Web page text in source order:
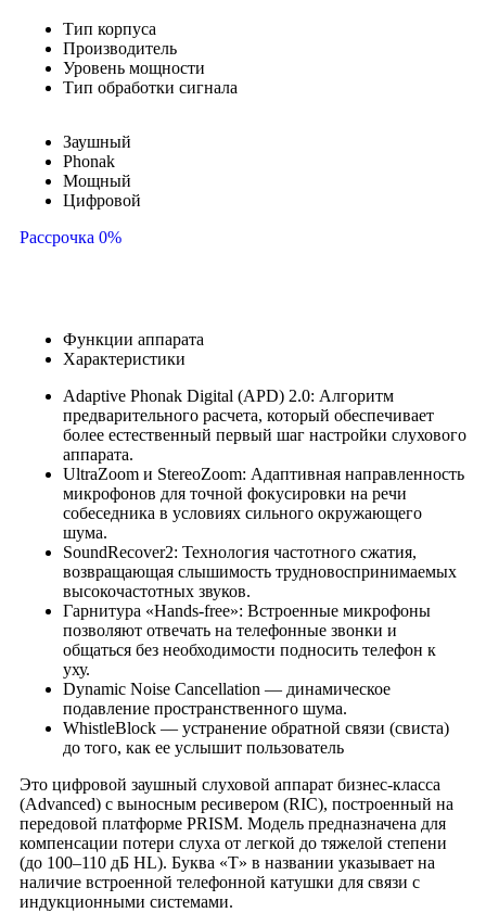
Тип корпуса
Производитель
Уровень мощности
Тип обработки сигнала
Заушный
Phonak
Мощный
Цифровой
Рассрочка 0%
Функции аппарата
Характеристики
Adaptive Phonak Digital (APD) 2.0: Алгоритм
предварительного расчета, который обеспечивает
более естественный первый шаг настройки слухового
аппарата.
UltraZoom и StereoZoom: Адаптивная направленность
микрофонов для точной фокусировки на речи
собеседника в условиях сильного окружающего
шума.
SoundRecover2: Технология частотного сжатия,
возвращающая слышимость трудновоспринимаемых
высокочастотных звуков.
Гарнитура «Hands-free»: Встроенные микрофоны
позволяют отвечать на телефонные звонки и
общаться без необходимости подносить телефон к
уху.
Dynamic Noise Cancellation — динамическое
подавление пространственного шума.
WhistleBlock — устранение обратной связи (свиста)
до того, как ее услышит пользователь
Это цифровой заушный слуховой аппарат бизнес-класса
(Advanced) с выносным ресивером (RIC), построенный на
передовой платформе PRISM. Модель предназначена для
компенсации потери слуха от легкой до тяжелой степени
(до 100–110 дБ HL). Буква «T» в названии указывает на
наличие встроенной телефонной катушки для связи с
индукционными системами.